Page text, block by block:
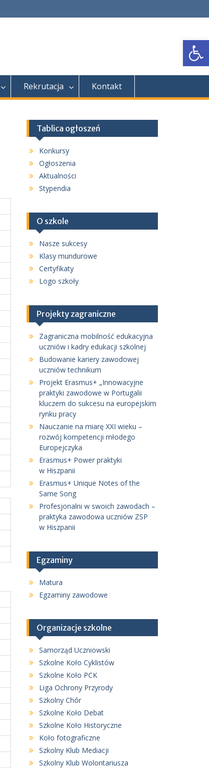
Rekrutacja Kontakt
Tablica ogłoszeń
Konkursy
Ogłoszenia
Aktualności
Stypendia
O szkole
Nasze sukcesy
Klasy mundurowe
Certyfikaty
Logo szkoły
Projekty zagraniczne
Zagraniczna mobilność edukacyjna
uczniów i kadry edukacji szkolnej
Budowanie kariery zawodowej
uczniów technikum
Projekt Erasmus+ „Innowacyjne
praktyki zawodowe w Portugalii
kluczem do sukcesu na europejskim
rynku pracy
Nauczanie na miarę XXI wieku –
rozwój kompetencji młodego
Europejczyka
Erasmus+ Power praktyki
w Hiszpanii
Erasmus+ Unique Notes of the
Same Song
Profesjonalni w swoich zawodach –
praktyka zawodowa uczniów ZSP
w Hiszpanii
Egzaminy
Matura
Egzaminy zawodowe
Organizacje szkolne
Samorząd Uczniowski
Szkolne Koło Cyklistów
Szkolne Koło PCK
Liga Ochrony Przyrody
Szkolny Chór
Szkolne Koło Debat
Szkolne Koło Historyczne
Koło fotograficzne
Szkolny Klub Mediacji
Szkolny Klub Wolontariusza